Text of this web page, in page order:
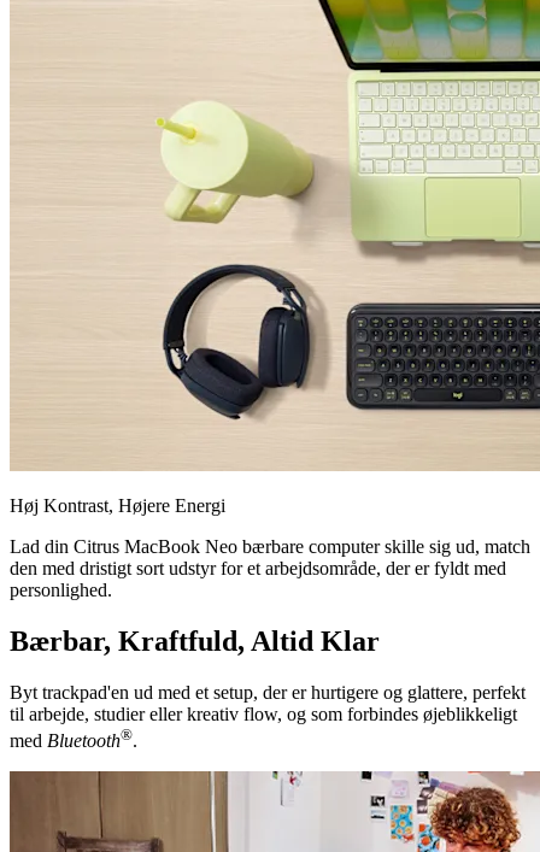
Høj Kontrast, Højere Energi
Lad din Citrus MacBook Neo bærbare computer skille sig ud, match
den med dristigt sort udstyr for et arbejdsområde, der er fyldt med
personlighed.
Bærbar, Kraftfuld, Altid Klar
Byt trackpad'en ud med et setup, der er hurtigere og glattere, perfekt
til arbejde, studier eller kreativ flow, og som forbindes øjeblikkeligt
med Bluetooth®.